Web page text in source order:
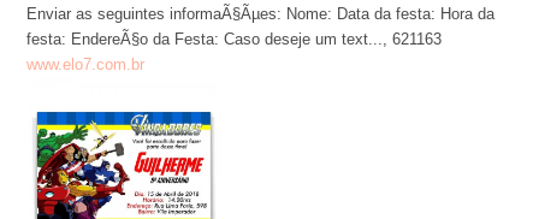
Enviar as seguintes informaÃ§Ãµes: Nome: Data da festa: Hora da
festa: EndereÃ§o da Festa: Caso deseje um text..., 621163
www.elo7.com.br